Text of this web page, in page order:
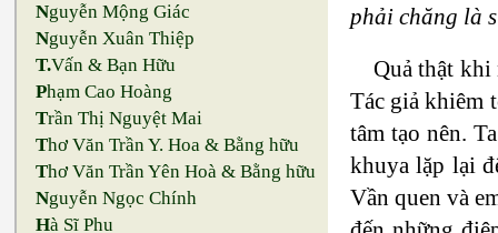
Nguyễn Mộng Giác
Nguyễn Xuân Thiệp
T.Vấn & Bạn Hữu
Phạm Cao Hoàng
Trần Thị Nguyệt Mai
Thơ Văn Trần Y. Hoa & Bằng hữu
Thơ Văn Trần Yên Hoà & Bằng hữu
Nguyễn Ngọc Chính
Hà Sĩ Phu
phải chăng là
Quả thật khi
Tác giả khiêm
tâm tạo nên.
khuya lặp lại
Vần quen và